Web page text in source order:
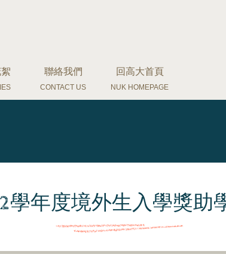
聯絡我們
CONTACT US
回高大首頁
NUK HOMEPAGE
學年度境外生入學獎助